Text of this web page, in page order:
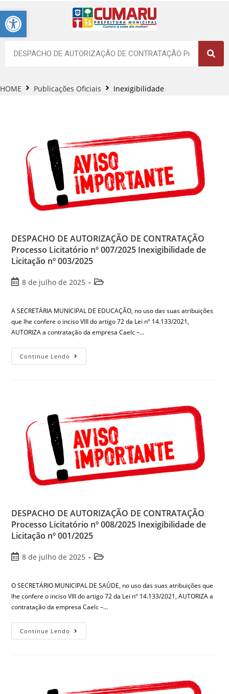
Barra de Ferramentas Aberta
HOME Publicações Oficiais Inexigibilidade
DESPACHO DE AUTORIZAÇÃO DE CONTRATAÇÃO
Processo Licitatório nº 007/2025 Inexigibilidade de
Licitação nº 003/2025
8 de julho de 2025
A SECRETÁRIA MUNICIPAL DE EDUCAÇÃO, no uso das suas atribuições
que lhe confere o inciso VIII do artigo 72 da Lei nº 14.133/2021,
AUTORIZA a contratação da empresa Caelc –…
Continue Lendo
DESPACHO DE AUTORIZAÇÃO DE CONTRATAÇÃO
Processo Licitatório nº 008/2025 Inexigibilidade de
Licitação nº 001/2025
8 de julho de 2025
O SECRETÁRIO MUNICIPAL DE SAÚDE, no uso das suas atribuições que
lhe confere o inciso VIII do artigo 72 da Lei nº 14.133/2021, AUTORIZA a
contratação da empresa Caelc –…
Continue Lendo